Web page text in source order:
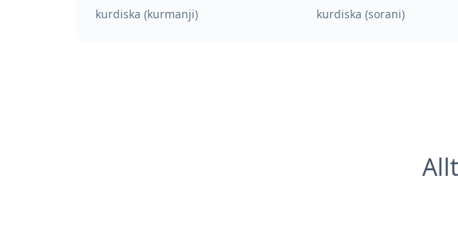
kurdiska (kurmanji)
kurdiska (sorani)